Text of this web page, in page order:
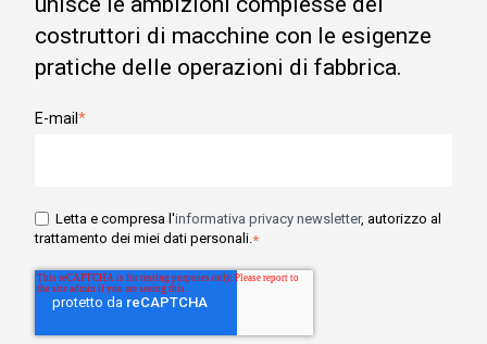
costruttori di macchine con le esigenze
pratiche delle operazioni di fabbrica.
E-mail *
Letta e compresa l'informativa privacy newsletter, autorizzo al
trattamento dei miei dati personali. *